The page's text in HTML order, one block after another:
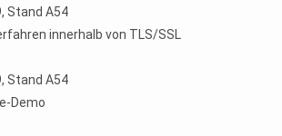
Stand A54
innerhalb von TLS/SSL
Stand A54
Demo